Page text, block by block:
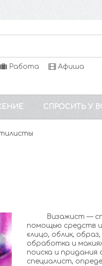
Работа Афиша
СПРОСИТЬ У
Визажист —
помощью средств
«лицо, облик,
обработка и
поиска и придания
специалист,